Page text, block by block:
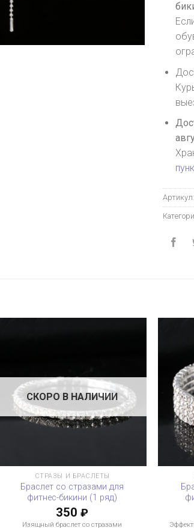
Артикул:
СКОРО В НАЛИЧИИ
СТРАЗЫ И БРАСЛЕТЫ
Браслет со стразами для
фитнес-бикини (1 ряд)
350₽
Изящный браслет со стразами